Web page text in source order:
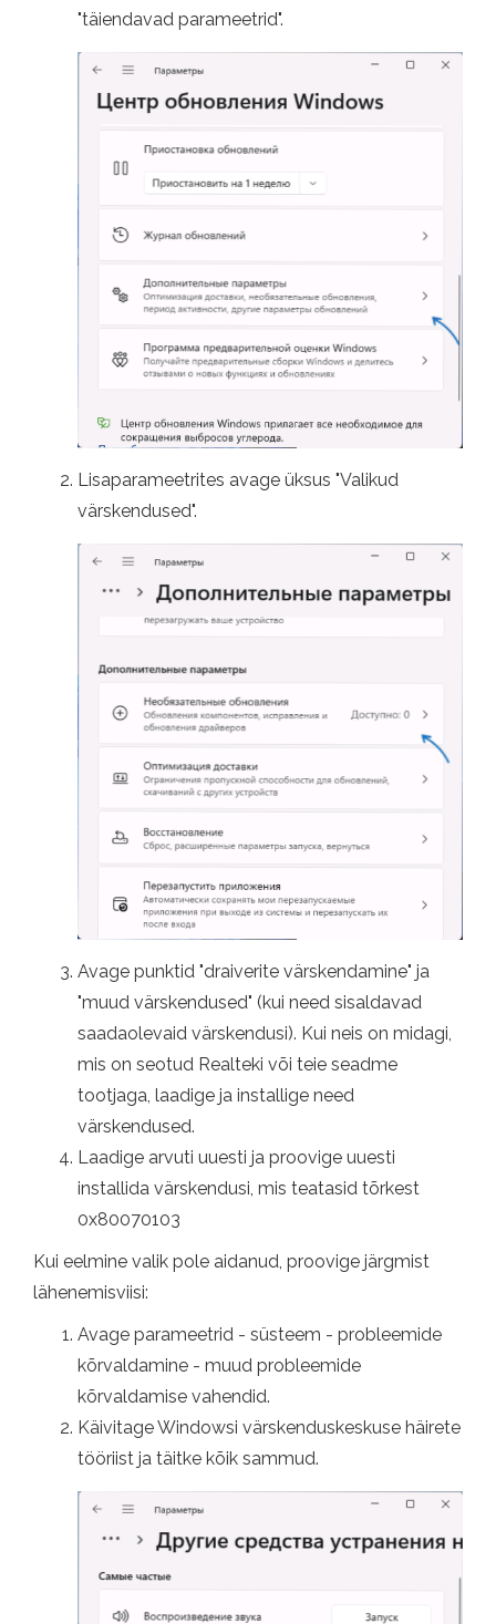
"täiendavad parameetrid".
Lisaparameetrites avage üksus "Valikud
värskendused".
Avage punktid "draiverite värskendamine" ja
"muud värskendused" (kui need sisaldavad
saadaolevaid värskendusi). Kui neis on midagi,
mis on seotud Realteki või teie seadme
tootjaga, laadige ja installige need
värskendused.
Laadige arvuti uuesti ja proovige uuesti
installida värskendusi, mis teatasid tõrkest
0x80070103
Kui eelmine valik pole aidanud, proovige järgmist
lähenemisviisi:
Avage parameetrid - süsteem - probleemide
kõrvaldamine - muud probleemide
kõrvaldamise vahendid.
Käivitage Windowsi värskenduskeskuse häirete
tööriist ja täitke kõik sammud.